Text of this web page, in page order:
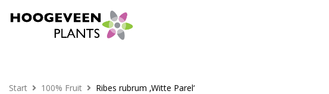
Start 100% Fruit Ribes rubrum ‚Witte Parel‘